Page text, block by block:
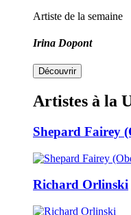
Artiste de la semaine
Irina Dopont
Découvrir
Artistes à la
Shepard Fairey
Richard Orlinski